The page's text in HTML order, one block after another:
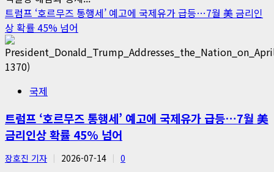
트럼프 ‘호르무즈 통행세’ 예고에 국제유가 급등…7월 美 금리인
상 확률 45% 넘어
국제
트럼프 ‘호르무즈 통행세’ 예고에 국제유가 급등…7월 美
금리인상 확률 45% 넘어
장호진 기자 2026-07-14 0